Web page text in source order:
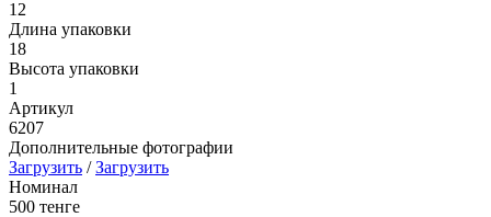
12
Длина упаковки
18
Высота упаковки
1
Артикул
6207
Дополнительные фотографии
Загрузить /Загрузить
Номинал
500 тенге